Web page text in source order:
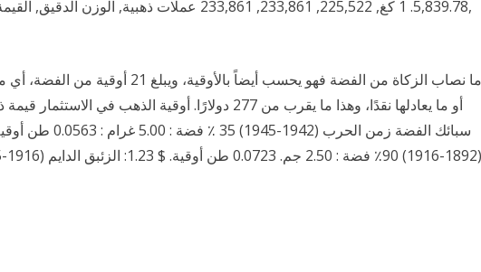
5,839.78. 1 كغ, 225,522, 233,861, 233,861 عملات ذهبية,
أو ما يعادلها نقدًا، وهذا ما يقرب من 277 دولارًا. أوقية الذهب